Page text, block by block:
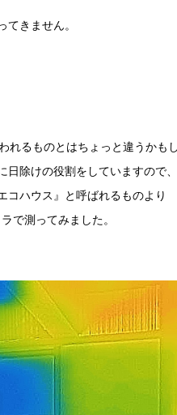
きません。
れるものとはちょっと違うかもし
除けの役割をしていますので、
コハウス』と呼ばれるものより
で測ってみました。